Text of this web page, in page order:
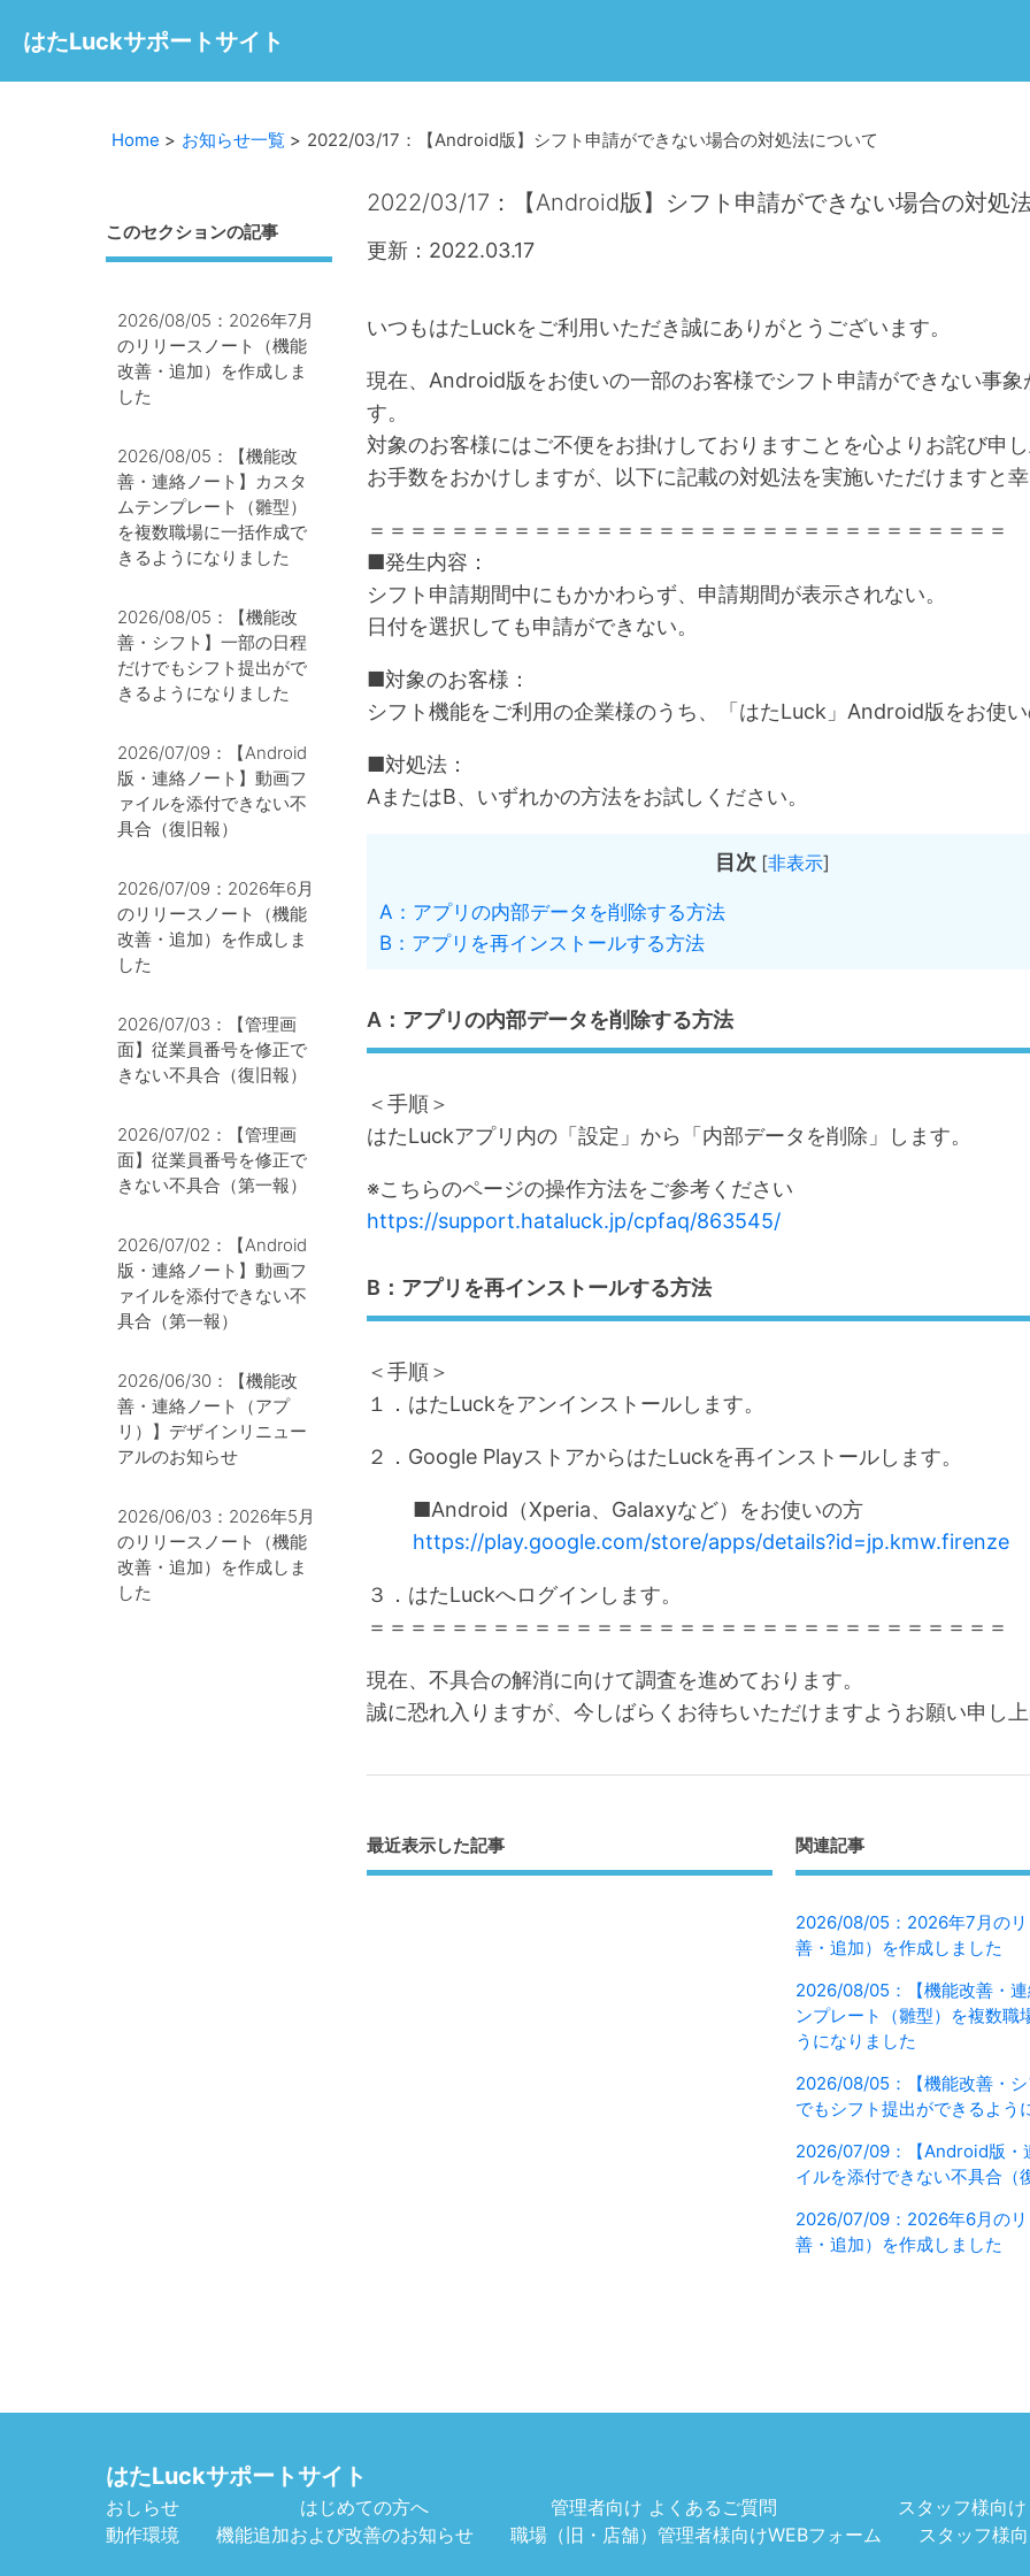
はたLuckサポートサイト
Home お知らせ一覧 2022/03/17：【Android版】シフト申請ができない場合の対処法について
このセクションの記事
2026/08/05：2026年7月
のリリースノート（機能
改善・追加）を作成しま
した
2026/08/05：【機能改
善・連絡ノート】カスタ
ムテンプレート（雛型）
を複数職場に一括作成で
きるようになりました
2026/08/05：【機能改
善・シフト】一部の日程
だけでもシフト提出がで
きるようになりました
2026/07/09：【Android
版・連絡ノート】動画フ
ァイルを添付できない不
具合（復旧報）
2026/07/09：2026年6月
のリリースノート（機能
改善・追加）を作成しま
した
2026/07/03：【管理画
面】従業員番号を修正で
きない不具合（復旧報）
2026/07/02：【管理画
面】従業員番号を修正で
きない不具合（第一報）
2026/07/02：【Android
版・連絡ノート】動画フ
ァイルを添付できない不
具合（第一報）
2026/06/30：【機能改
善・連絡ノート（アプ
リ）】デザインリニュー
アルのお知らせ
2026/06/03：2026年5月
のリリースノート（機能
改善・追加）を作成しま
した
2022/03/17：【Android版】シフト申請ができない場合の対処
更新：2022.03.17
いつもはたLuckをご利用いただき誠にありがとうございます。
現在、Android版をお使いの一部のお客様でシフト申請ができない事象
す。
対象のお客様にはご不便をお掛けしておりますことを心よりお詫び申し
お手数をおかけしますが、以下に記載の対処法を実施いただけますと幸
＝＝＝＝＝＝＝＝＝＝＝＝＝＝＝＝＝＝＝＝＝＝＝＝＝＝＝＝＝＝＝
■発生内容：
シフト申請期間中にもかかわらず、申請期間が表示されない。
日付を選択しても申請ができない。
■対象のお客様：
シフト機能をご利用の企業様のうち、「はたLuck」Android版をお使
■対処法：
AまたはB、いずれかの方法をお試しください。
目次 [非表示]
A：アプリの内部データを削除する方法
B：アプリを再インストールする方法
A：アプリの内部データを削除する方法
＜手順＞
はたLuckアプリ内の「設定」から「内部データを削除」します。
※こちらのページの操作方法をご参考ください
https://support.hataluck.jp/cpfaq/863545/
B：アプリを再インストールする方法
＜手順＞
１．はたLuckをアンインストールします。
２．Google PlayストアからはたLuckを再インストールします。
■Android（Xperia、Galaxyなど）をお使いの方
https://play.google.com/store/apps/details?id=jp.kmw.firenze
３．はたLuckへログインします。
＝＝＝＝＝＝＝＝＝＝＝＝＝＝＝＝＝＝＝＝＝＝＝＝＝＝＝＝＝＝＝
現在、不具合の解消に向けて調査を進めております。
誠に恐れ入りますが、今しばらくお待ちいただけますようお願い申し上
最近表示した記事 関連記事
2026/08/05：2026年7月の
善・追加）を作成しました
2026/08/05：【機能改善・
ンプレート（雛型）を複数職
うになりました
2026/08/05：【機能改善・
でもシフト提出ができるよう
2026/07/09：【Android版・
イルを添付できない不具合（
2026/07/09：2026年6月の
善・追加）を作成しました
はたLuckサポートサイト
おしらせ はじめての方へ 管理者向け よくあるご質問
スタッフ様向
動作環境
機能追加および改善のお知らせ 職場（旧・店舗）管理者様向けWEBフォーム スタッフ様